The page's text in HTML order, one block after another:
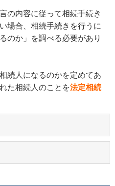
の内容に従って相続手続き
場合、相続手続きを行うに
のか」を調べる必要があり
続人になるのかを定めてあ
た相続人のことを法定相続